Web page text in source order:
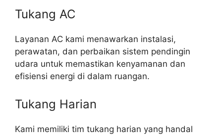
Tukang AC
Layanan AC kami menawarkan instalasi,
perawatan, dan perbaikan sistem pendingin
udara untuk memastikan kenyamanan dan
efisiensi energi di dalam ruangan.
Tukang Harian
Kami memiliki tim tukang harian yang handal